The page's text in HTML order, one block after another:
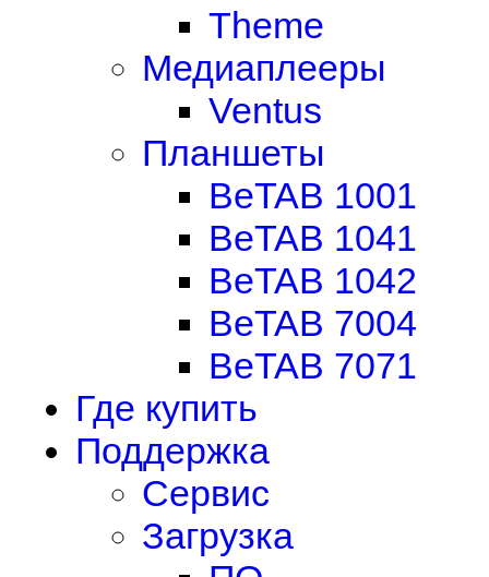
Theme
Медиаплееры
Ventus
Планшеты
BeTAB 1001
BeTAB 1041
BeTAB 1042
BeTAB 7004
BeTAB 7071
Где купить
Поддержка
Сервис
Загрузка